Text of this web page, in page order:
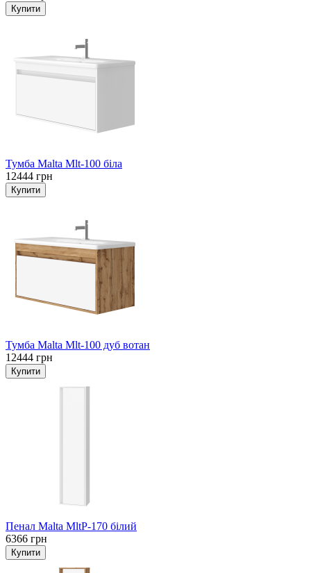
Тумба Malta Mlt-100 біла
12444 грн
Тумба Malta Mlt-100 дуб вотан
12444 грн
Пенал Malta MltP-170 білий
6366 грн